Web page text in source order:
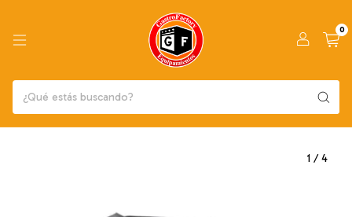
0
1 /4